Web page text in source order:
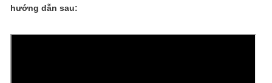
hướng dẫn sau: